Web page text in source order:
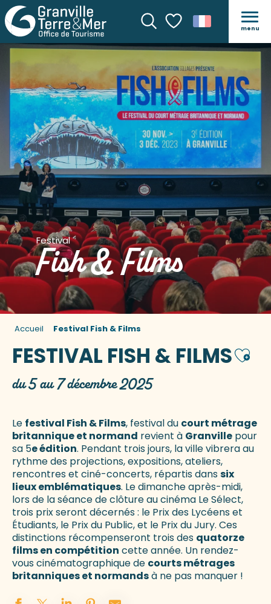
Recherche
Voir les favoris
menu
Festival
Fish & Films
Accueil Festival Fish & Films
FESTIVAL FISH & FILMS
du 5 au 7 décembre 2025
Le festival Fish & Films, festival du court métrage
britannique et normand revient à Granville pour
sa 5e édition. Pendant trois jours, la ville vibrera au
rythme des projections, expositions, ateliers,
rencontres et ciné-concerts, répartis danssix
lieux emblématiques. Le dimanche après-midi,
lors de la séance de clôture au cinéma Le Sélect,
trois prix seront décernés : le Prix des Lycéens et
Étudiants, le Prix du Public, et le Prix du Jury. Ces
distinctions récompenseront trois des quatorze
films en compétition cette année. Un rendez-
vous cinématographique de courts métrages
britanniques et normandsà ne pas manquer !